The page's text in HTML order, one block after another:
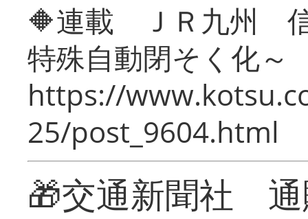
🔶連載 ＪＲ九州 信
特殊自動閉そく化～
https://
25/post_9604.html
🎁交通新聞社